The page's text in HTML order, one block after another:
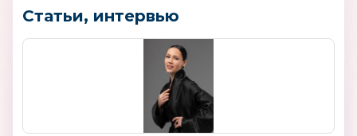
Статьи, интервью